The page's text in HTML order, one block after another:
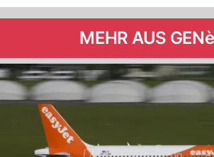
MEHR AUS